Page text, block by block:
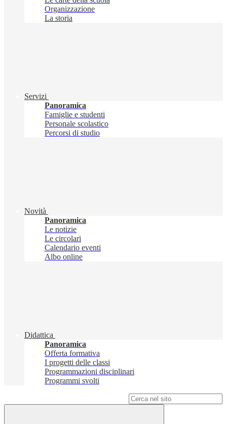
Organizzazione
La storia
Servizi
Panoramica
Famiglie e studenti
Personale scolastico
Percorsi di studio
Novità
Panoramica
Le notizie
Le circolari
Calendario eventi
Albo online
Didattica
Panoramica
Offerta formativa
I progetti delle classi
Programmazioni disciplinari
Programmi svolti